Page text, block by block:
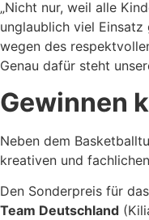
„Nicht nur, weil alle
unglaublich viel
wegen des
Genau dafür steht
Gewinnen
Neben dem
kreativen und
Den Sonderpreis für
Team Deutschland